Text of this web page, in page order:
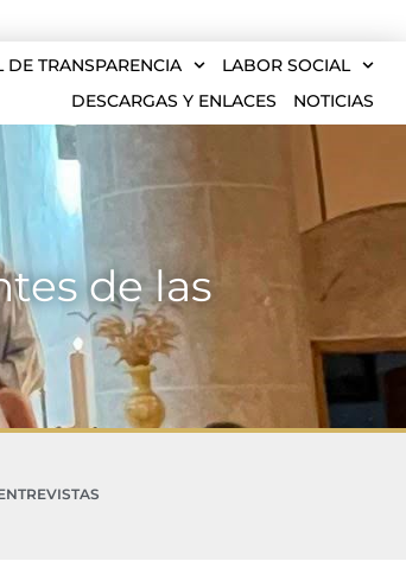
DE TRANSPARENCIA
LABOR SOCIAL
DESCARGAS Y ENLACES
NOTICIAS
de las